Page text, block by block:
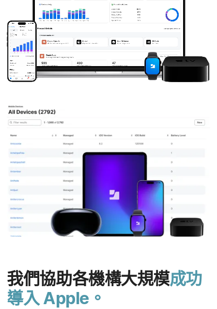
我們​協助​各​機構​大​規模成​功​
導入 Apple 。